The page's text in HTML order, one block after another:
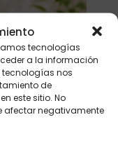
tecnologías
a la información
tecnologías nos
de
este sitio. No
afectar negativamente